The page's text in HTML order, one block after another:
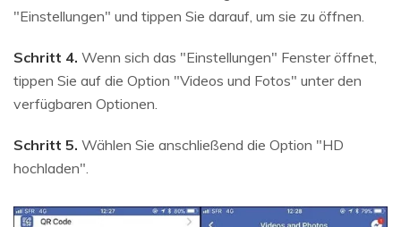
"Einstellungen" und tippen Sie darauf, um sie zu öffnen.
Schritt 4. Wenn sich das "Einstellungen" Fenster öffnet,
tippen Sie auf die Option "Videos und Fotos" unter den
verfügbaren Optionen.
Schritt 5. Wählen Sie anschließend die Option "HD
hochladen".